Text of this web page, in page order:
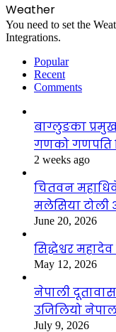
Weather
You need to set the
Integrations.
Popular
Recent
Comments
बाग्लुङका
गणको गणपति
2 weeks ago
चितवन
मलेसिया
June 20, 2026
सिद्धेश्वर
May 12, 2026
नेपाली
उजिलियो
July 9, 2026